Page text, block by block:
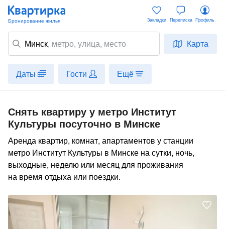
Минск, метро, улица, место Карта
Закладки Переписка Профиль
Даты Гости Ещё
Снять квартиру у метро Институт
Культуры посуточно в Минске
Аренда квартир, комнат, апартаментов у станции
метро Институт Культуры в Минске на сутки, ночь,
выходные, неделю или месяц для проживания
на время отдыха или поездки.